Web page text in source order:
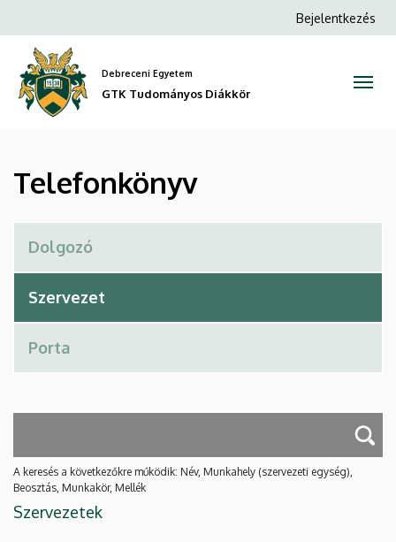
GTK
Tudományos
Diákkör
a
tartalomra
Anonim
Bejelentkezés
Debreceni Egyetem
GTK Tudományos Diákkör
Telefonkönyv
A keresés a következőkre működik: Név, Munkahely (szervezeti egység),
Beosztás, Munkakör, Mellék
Szervezetek